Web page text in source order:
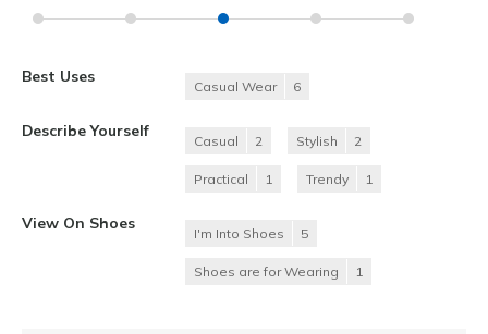
Best Uses
Casual Wear 6
Describe Yourself
Casual 2 Stylish 2
Practical 1 Trendy 1
View On Shoes
I'm Into Shoes 5
Shoes are for Wearing 1